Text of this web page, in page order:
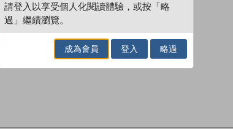
借閱實體書
請登入以享受個人化閱讀體驗，或按「略
過」繼續瀏覽。
成為會員 登入 略過